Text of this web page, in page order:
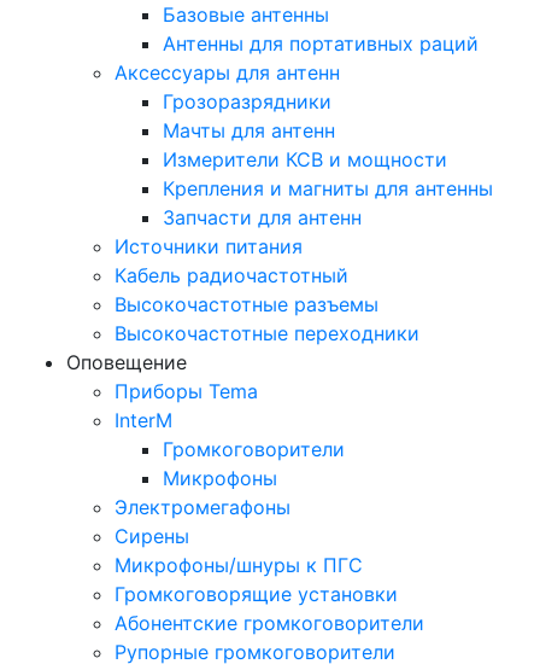
Базовые антенны
Антенны для портативных раций
Аксессуары для антенн
Грозоразрядники
Мачты для антенн
Измерители КСВ и мощности
Крепления и магниты для антенны
Запчасти для антенн
Источники питания
Кабель радиочастотный
Высокочастотные разъемы
Высокочастотные переходники
Оповещение
Приборы Tema
InterM
Громкоговорители
Микрофоны
Электромегафоны
Сирены
Микрофоны/шнуры к ПГС
Громкоговорящие установки
Абонентские громкоговорители
Рупорные громкоговорители